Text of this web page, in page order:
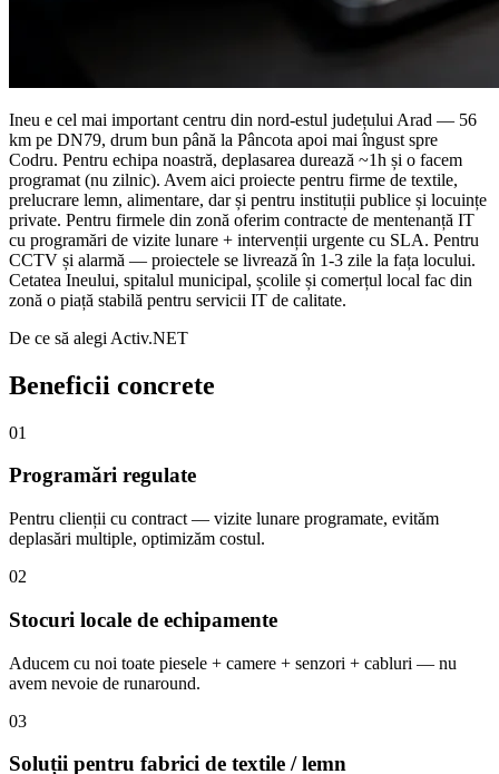
Ineu e cel mai important centru din nord-estul județului Arad — 56
km pe DN79, drum bun până la Pâncota apoi mai îngust spre
Codru. Pentru echipa noastră, deplasarea durează ~1h și o facem
programat (nu zilnic). Avem aici proiecte pentru firme de textile,
prelucrare lemn, alimentare, dar și pentru instituții publice și locuințe
private. Pentru firmele din zonă oferim contracte de mentenanță IT
cu programări de vizite lunare + intervenții urgente cu SLA. Pentru
CCTV și alarmă — proiectele se livrează în 1-3 zile la fața locului.
Cetatea Ineului, spitalul municipal, școlile și comerțul local fac din
zonă o piață stabilă pentru servicii IT de calitate.
De ce să alegi Activ.NET
Beneficii concrete
01
Programări regulate
Pentru clienții cu contract — vizite lunare programate, evităm
deplasări multiple, optimizăm costul.
02
Stocuri locale de echipamente
Aducem cu noi toate piesele + camere + senzori + cabluri — nu
avem nevoie de runaround.
03
Soluții pentru fabrici de textile / lemn